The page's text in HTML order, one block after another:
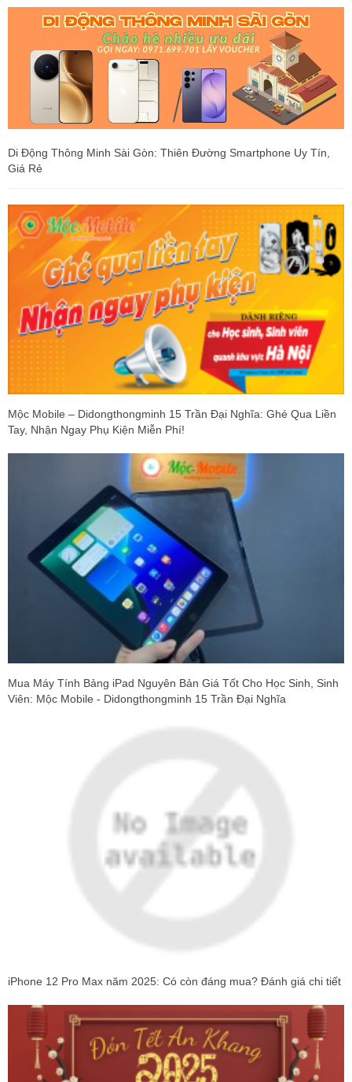
Di Động Thông Minh Sài Gòn: Thiên Đường Smartphone Uy Tín,
Giá Rẻ
Mộc Mobile – Didongthongminh 15 Trần Đại Nghĩa: Ghé Qua Liền
Tay, Nhận Ngay Phụ Kiện Miễn Phí!
Mua Máy Tính Bảng iPad Nguyên Bản Giá Tốt Cho Học Sinh, Sinh
Viên: Mộc Mobile - Didongthongminh 15 Trần Đại Nghĩa
iPhone 12 Pro Max năm 2025: Có còn đáng mua? Đánh giá chi tiết